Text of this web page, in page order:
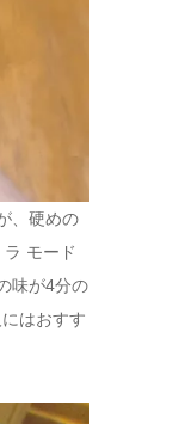
、硬めの
モード
味が4分の
はおすす